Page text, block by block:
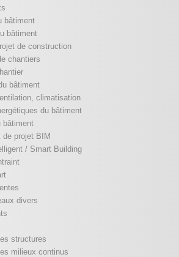
bâtiment
bâtiment
de construction
chantiers
bâtiment
climatisation
du bâtiment
bâtiment
de projet BIM
/ Smart Building
divers
structures
milieux continus